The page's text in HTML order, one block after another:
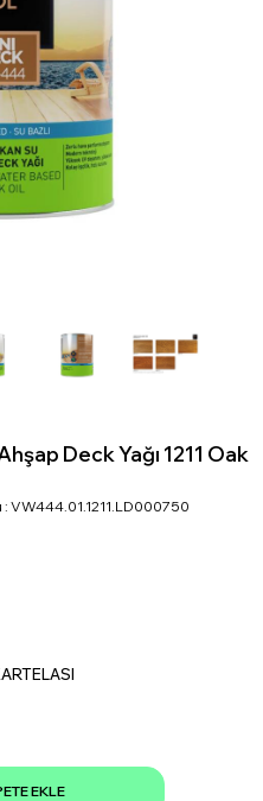
Deck Yağı 1211 Oak
:VW444.01.1211.LD000750
EKLE